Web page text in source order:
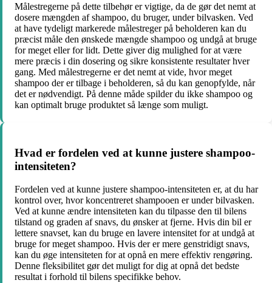
Målestregerne på dette tilbehør er vigtige, da de gør det nemt at
dosere mængden af shampoo, du bruger, under bilvasken. Ved
at have tydeligt markerede målestreger på beholderen kan du
præcist måle den ønskede mængde shampoo og undgå at bruge
for meget eller for lidt. Dette giver dig mulighed for at være
mere præcis i din dosering og sikre konsistente resultater hver
gang. Med målestregerne er det nemt at vide, hvor meget
shampoo der er tilbage i beholderen, så du kan genopfylde, når
det er nødvendigt. På denne måde spilder du ikke shampoo og
kan optimalt bruge produktet så længe som muligt.
Hvad er fordelen ved at kunne justere shampoo-
intensiteten?
Fordelen ved at kunne justere shampoo-intensiteten er, at du har
kontrol over, hvor koncentreret shampooen er under bilvasken.
Ved at kunne ændre intensiteten kan du tilpasse den til bilens
tilstand og graden af snavs, du ønsker at fjerne. Hvis din bil er
lettere snavset, kan du bruge en lavere intensitet for at undgå at
bruge for meget shampoo. Hvis der er mere genstridigt snavs,
kan du øge intensiteten for at opnå en mere effektiv rengøring.
Denne fleksibilitet gør det muligt for dig at opnå det bedste
resultat i forhold til bilens specifikke behov.